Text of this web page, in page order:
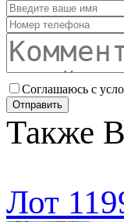
Соглашаюсь с
Отправить
Также
Лот